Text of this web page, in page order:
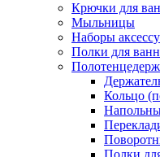
Крючки для
Мыльницы
Наборы
Полки для
Кольцо
Полки